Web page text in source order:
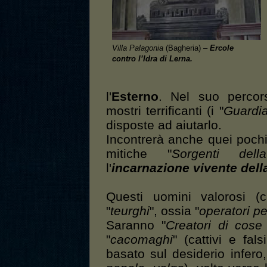
Villa Palagonia (Bagheria) – Ercole
contro l’Idra di Lerna.
l'Esterno. Nel suo
mostri terrificanti (i "
disposte ad aiutarlo.
Incontrerà anche quei
mitiche "Sorgenti
l'incarnazione vivente
Questi uomini valorosi
"teurghi", ossia "operatori
Saranno "Creatori di cose
"cacomaghi" (cattivi e
basato sul desiderio